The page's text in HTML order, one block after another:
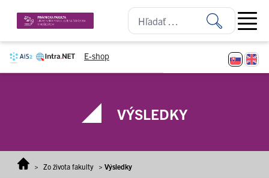
E-shop
Open
VÝSLEDKY
> Zo života fakulty > Výsledky